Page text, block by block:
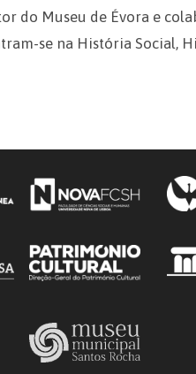
do Museu de Évora e
se na História Social,